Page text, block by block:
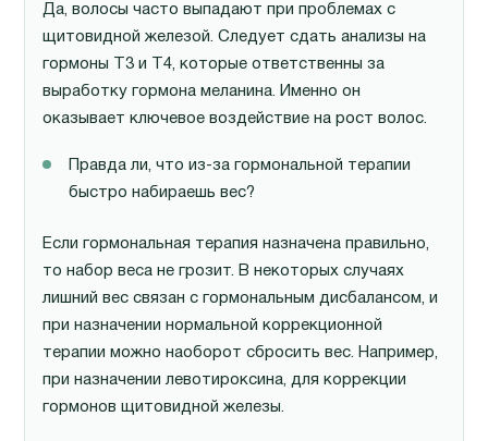
Да, волосы часто выпадают при проблемах с
щитовидной железой. Следует сдать анализы на
гормоны Т3 и Т4, которые ответственны за
выработку гормона меланина. Именно он
оказывает ключевое воздействие на рост волос.
Правда ли, что из-за гормональной терапии
быстро набираешь вес?
Если гормональная терапия назначена правильно,
то набор веса не грозит. В некоторых случаях
лишний вес связан с гормональным дисбалансом, и
при назначении нормальной коррекционной
терапии можно наоборот сбросить вес. Например,
при назначении левотироксина, для коррекции
гормонов щитовидной железы.